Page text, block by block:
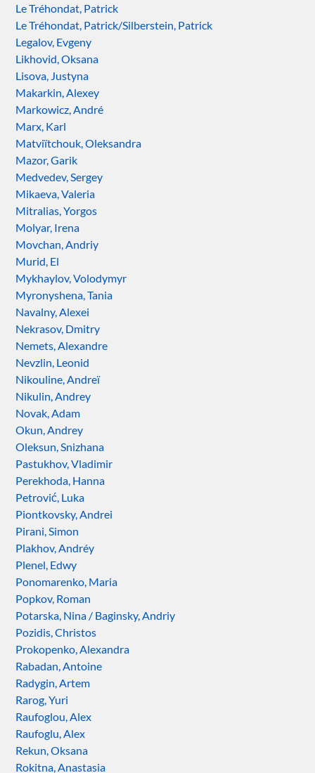
Le Tréhondat, Patrick
Le Tréhondat, Patrick/Silberstein, Patrick
Legalov, Evgeny
Likhovid, Oksana
Lisova, Justyna
Makarkin, Alexey
Markowicz, André
Marx, Karl
Matviïtchouk, Oleksandra
Mazor, Garik
Medvedev, Sergey
Mikaeva, Valeria
Mitralias, Yorgos
Molyar, Irena
Movchan, Andriy
Murid, El
Mykhaylov, Volodymyr
Myronyshena, Tania
Navalny, Alexei
Nekrasov, Dmitry
Nemets, Alexandre
Nevzlin, Leonid
Nikouline, Andreï
Nikulin, Andrey
Novak, Adam
Okun, Andrey
Oleksun, Snizhana
Pastukhov, Vladimir
Perekhoda, Hanna
Petrović, Luka
Piontkovsky, Andrei
Pirani, Simon
Plakhov, Andréy
Plenel, Edwy
Ponomarenko, Maria
Popkov, Roman
Potarska, Nina / Baginsky, Andriy
Pozidis, Christos
Prokopenko, Alexandra
Rabadan, Antoine
Radygin, Artem
Rarog, Yuri
Raufoglou, Alex
Raufoglu, Alex
Rekun, Oksana
Rokitna, Anastasia